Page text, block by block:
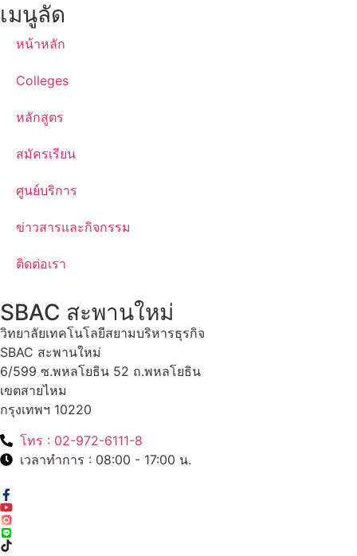
เมนูลัด
หน้าหลัก
Colleges
หลักสูตร
สมัครเรียน
ศูนย์บริการ
ข่าวสารและกิจกรรม
ติดต่อเรา
SBAC สะพานใหม่
วิทยาลัยเทคโนโลยีสยามบริหารธุรกิจ
SBAC สะพานใหม่
6/599 ซ.พหลโยธิน 52 ถ.พหลโยธิน
เขตสายไหม
กรุงเทพฯ 10220
โทร : 02-972-6111-8
เวลาทำการ : 08:00 - 17:00 น.